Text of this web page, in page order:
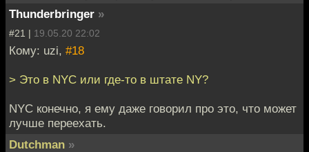
Thunderbringer »
#21 | 19.05.20 22:02
Кому: uzi, #18
> Это в NYC или где-то в штате NY?
NYC конечно, я ему даже говорил про это, что может
лучше переехать.
Dutchman »